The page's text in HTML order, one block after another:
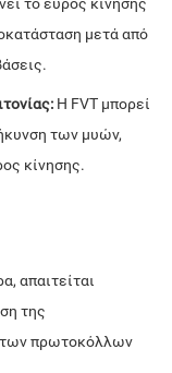
μετά από
Η FVT μπορεί
των μυών,
κίνησης.
απαιτείται
της
πρωτοκόλλων